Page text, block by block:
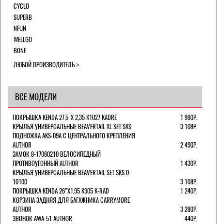
CYCLO
SUPERB
NFUN
WELLGO
BONE
ЛЮБОЙ ПРОИЗВОДИТЕЛЬ
ВСЕ МОДЕЛИ
ПОКРЫШКА KENDA 27,5"Х 2,35 K1027 KADRE
1 990Р.
КРЫЛЬЯ УНИВЕРСАЛЬНЫЕ BEAVERTAIL XL SET SKS
3 108Р.
ПОДНОЖКА AKS-09A C ЦЕНТРАЛЬНОГО КРЕПЛЕНИЯ
AUTHOR
2 490Р.
ЗАМОК 8-17060210 ВЕЛОСИПЕДНЫЙ
ПРОТИВОУГОННЫЙ AUTHOR
1 430Р.
КРЫЛЬЯ УНИВЕРСАЛЬНЫЕ BEAVERTAIL SET SKS 0-
10100
3 108Р.
ПОКРЫШКА KENDA 26"Х1,95 K905 K-RAD
1 240Р.
КОРЗИНА ЗАДНЯЯ ДЛЯ БАГАЖНИКА CARRYMORE
AUTHOR
3 280Р.
ЗВОНОК AWA-51 AUTHOR
440Р.